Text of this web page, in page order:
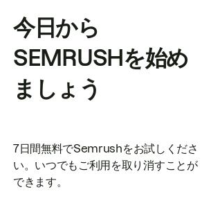
今日から
SEMRUSHを始め
ましょう
7日間無料でSemrushをお試しくださ
い。いつでもご利用を取り消すことが
できます。